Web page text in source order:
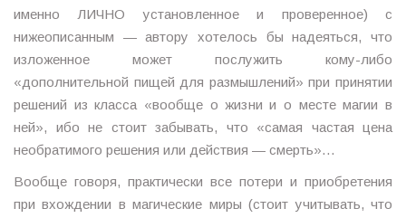
именно ЛИЧНО установленное и проверенное) с
нижеописанным — автору хотелось бы надеяться, что
изложенное может послужить кому-либо
«дополнительной пищей для размышлений» при принятии
решений из класса «вообще о жизни и о месте магии в
ней», ибо не стоит забывать, что «самая частая цена
необратимого решения или действия — смерть»…
Вообще говоря, практически все потери и приобретения
при вхождении в магические миры (стоит учитывать, что